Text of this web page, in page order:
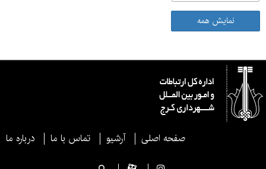
نمایش همه
صفحه اصلی آرشیو تماس با ما درباره ما